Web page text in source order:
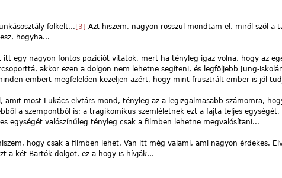
fölkelt...[3] Azt hiszem, nagyon rosszul mondtam el, miről szól a
hogyha...
itt egy nagyon fontos pozíciót vitatok, mert ha tényleg igaz volna, hogy az
akkor ezen a dolgon nem lehetne segíteni, és legföljebb Jung-
embert megfelelően kezeljen azért, hogy mint frusztrált ember is jól
amit most Lukács elvtárs mond, tényleg az a legizgalmasabb számomra,
a szempontból is; a tragikomikus szemléletnek ezt a fajta teljes
egységét valószínűleg tényleg csak a filmben lehetne megvalósítani...
hogy csak a filmben lehet. Van itt még valami, ami nagyon érdekes.
a két Bartók-dolgot, ez a hogy is hívják…